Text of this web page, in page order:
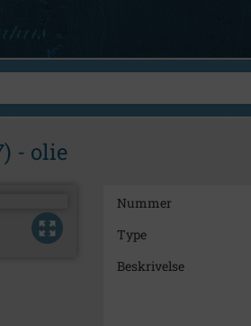
- olie
Nummer
Type
Beskrivelse